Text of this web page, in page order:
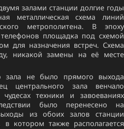
залами станции долгие годы
металлическая схема линий
метрополитена. В эпоху
площадка под схемой
для назначения встреч. Схема
никакой замены на её месте
зала не было прямого выхода
центрального зала венчало
техники и завоеваниях
было перенесено на
из обоих залов станции
котором также располагается